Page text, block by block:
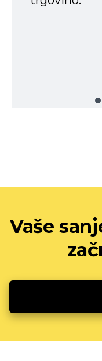
Vaše